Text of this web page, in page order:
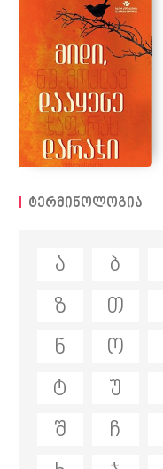
ტერმინოლოგია
ა ბ
ზ
თ
ნ
ო
ტ
უ
შ
ჩ